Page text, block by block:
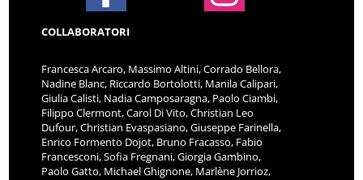
COLLABORATORI
Francesca Arcaro, Massimo Altini, Corrado Bellora,
Nadine Blanc, Riccardo Bortolotti, Manila Calipari,
Giulia Calisti, Nadia Camposaragna, Paolo Ciambi,
Filippo Clermont, Carol Di Vito, Christian Leo
Dufour, Christian Evaspasiano, Giuseppe Farinella,
Enrico Formento Dojot, Bruno Fracasso, Fabio
Francesconi, Sofia Fregnani, Giorgia Gambino,
Paolo Gatto, Michael Ghignone, Marlène Jorrioz,